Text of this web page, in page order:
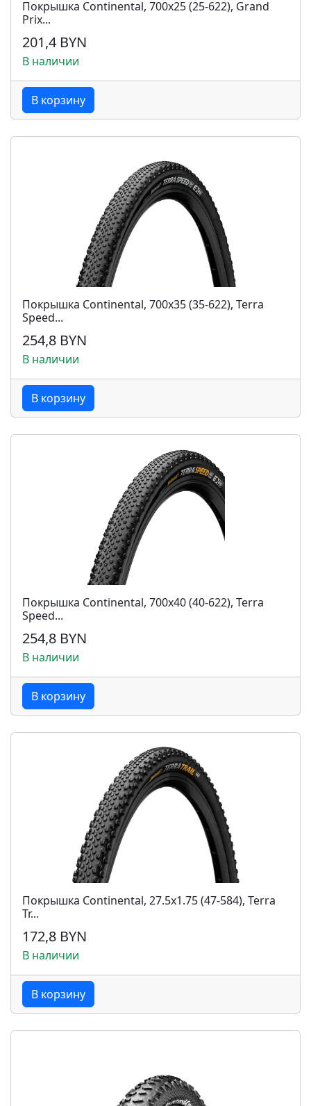
Покрышка Continental, 700x25 (25-622), Grand
Prix...
201,4 BYN
В наличии
В корзину
Покрышка Continental, 700x35 (35-622), Terra
Speed...
254,8 BYN
В наличии
В корзину
Покрышка Continental, 700x40 (40-622), Terra
Speed...
254,8 BYN
В наличии
В корзину
Покрышка Continental, 27.5x1.75 (47-584), Terra
Tr...
172,8 BYN
В наличии
В корзину